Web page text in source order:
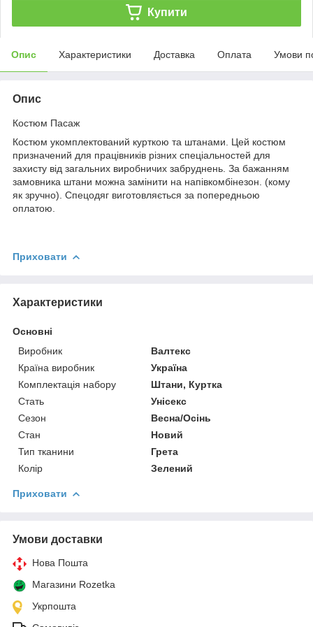
Купити
Опис Характеристики Доставка Оплата Умови
Опис
Костюм Пасаж
Костюм укомплектований курткою та штанами. Цей костюм
призначений для працівників різних спеціальностей для
захисту від загальних виробничих забруднень. За бажанням
замовника штани можна замінити на напівкомбінезон. (кому
як зручно). Спецодяг виготовляється за попередньою
оплатою.
Приховати
Характеристики
Основні
Виробник
Валтекс
Країна виробник
Україна
Комплектація набору
Штани, Куртка
Стать
Унісекс
Сезон
Весна/Осінь
Стан
Новий
Тип тканини
Грета
Колір
Зелений
Приховати
Умови доставки
Нова Пошта
Магазини Rozetka
Укрпошта